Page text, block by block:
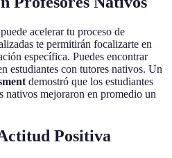
acelerar tu proceso de
te permitirán focalizarte en
específica. Puedes encontrar
estudiantes con tutores nativos. Un
demostró que los estudiantes
nativos mejoraron en promedio un
Positiva